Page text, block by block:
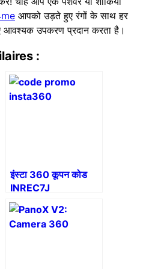
आपको उड़ते हुए रंगों के साथ हर
आवश्यक उपकरण प्रदान करता है।
:
इंस्टा 360 कूपन कोड
INREC7J